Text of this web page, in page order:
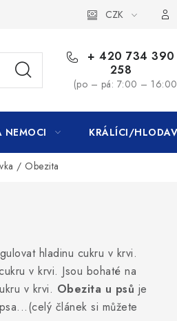
CZK
+ 420 734 390
258
(po – pá: 7:00 –
NEMOCI KRÁLÍCI/
/ Obezita
hladinu cukru v krvi.
v krvi. Jsou bohaté na
v krvi. Obezita u psů je
článek si můžete